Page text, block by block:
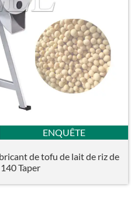
ENQUÊTE
de tofu de lait de riz de
Taper